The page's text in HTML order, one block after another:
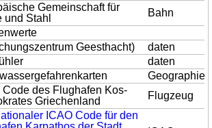
Gemeinschaft für
und Stahl
Bahn
Geesthacht)
daten
daten
Geographie
Code des Flughafen Kos-
Griechenland
Flugzeug
ICAO Code für den